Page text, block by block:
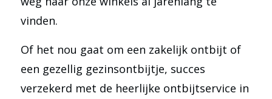
vinden.
Of het nou gaat om een zakelijk ontbijt of
een gezellig gezinsontbijtje, succes
verzekerd met de heerlijke ontbijtservice in